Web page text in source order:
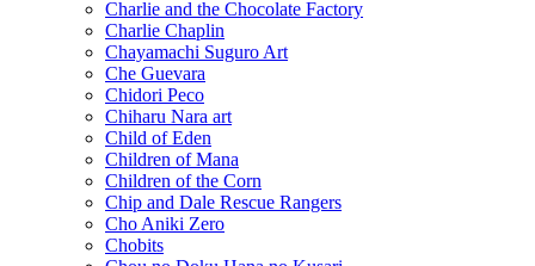
Charlie and the Chocolate Factory
Charlie Chaplin
Chayamachi Suguro Art
Che Guevara
Chidori Peco
Chiharu Nara art
Child of Eden
Children of Mana
Children of the Corn
Chip and Dale Rescue Rangers
Cho Aniki Zero
Chobits